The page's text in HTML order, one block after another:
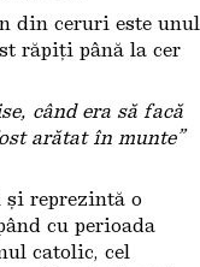
din ceruri este unul
răpiți până la cer
când era să facă
arătat în munte”
și reprezintă o
cu perioada
catolic, cel